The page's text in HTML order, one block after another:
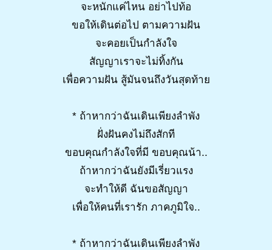
จะหนักแค่ไหน อย่าไปท้อ
ขอให้เดินต่อไป ตามความฝัน
จะคอยเป็นกำลังใจ
สัญญาเราจะไม่ทิ้งกัน
เพื่อความฝัน สู้มันจนถึงวันสุดท้าย
* ถ้าหากว่าฉันเดินเพียงลำพัง
ฝั่งฝันคงไม่ถึงสักที
ขอบคุณกำลังใจที่มี ขอบคุณน้า..
ถ้าหากว่าฉันยังมีเรี่ยวแรง
จะทำให้ดี ฉันขอสัญญา
เพื่อให้คนที่เรารัก ภาคภูมิใจ..
* ถ้าหากว่าฉันเดินเพียงลำพัง